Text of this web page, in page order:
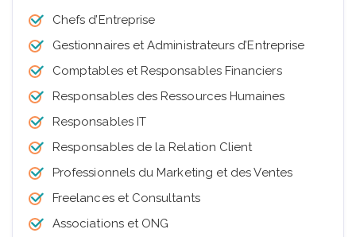
Chefs d’Entreprise
Gestionnaires et Administrateurs d’Entreprise
Comptables et Responsables Financiers
Responsables des Ressources Humaines
Responsables IT
Responsables de la Relation Client
Professionnels du Marketing et des Ventes
Freelances et Consultants
Associations et ONG